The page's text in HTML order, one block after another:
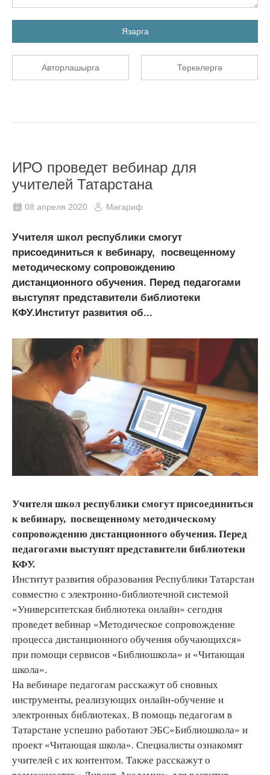
Язарга
Авторлашырга Теркәлергә
ИРО проведет вебинар для
учителей Татарстана
08 апреля 2020 Мәгариф
Учителя школ республики смогут
присоединиться к вебинару, посвещенному
методическому сопровождению
дистанционного обучения. Перед педагогами
выступят представители библиотеки
КФУ.Институт развития об...
Учителя школ республики смогут присоединиться
к вебинару, посвещенному методическому
сопровождению дистанционного обучения. Перед
педагогами выступят представители библиотеки
КФУ.
Институт развития образования Республики Татарстан
совместно с электронно-библиотечной системой
«Университетская библиотека онлайн» сегодня
проведет вебинар «Методическое сопровождение
процесса дистанционного обучения обучающихся»
при помощи сервисов «Библиошкола» и «Читающая
школа».
На вебинаре педагогам расскажут об сновных
инструменты, реализующих онлайн-обучение и
электронных библиотеках. В помощь педагогам в
Татарстане успешно работают ЭБС«Библиошкола» и
проект «Читающая школа». Специалисты ознакомят
учителей с их контентом. Также расскажут о